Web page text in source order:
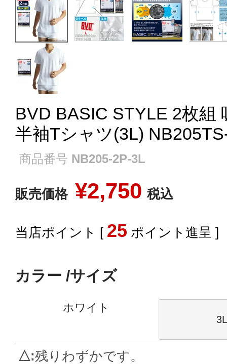
BVD BASIC STYLE 2枚組
半袖Tシャツ(3L)
商品番号 NB205-2P-3L
販売価格 ¥2,750 税込
[ 25 ポイント進呈 ]
カラー サイズ
ホワイト
△ 残りわずかです。